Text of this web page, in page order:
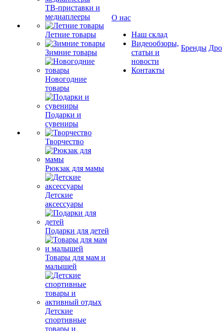
ТВ-приставки и
медиаплееры
Летние товары
Зимние товары
Новогодние
товары
Подарки и
сувениры
Творчество
Рюкзак для мамы
Детские
аксессуары
Подарки для детей
Товары для мам и
малышей
Детские
спортивные
товары и
О нас
Наш склад
Видеообзоры,
статьи и
новости
Контакты
Бренды